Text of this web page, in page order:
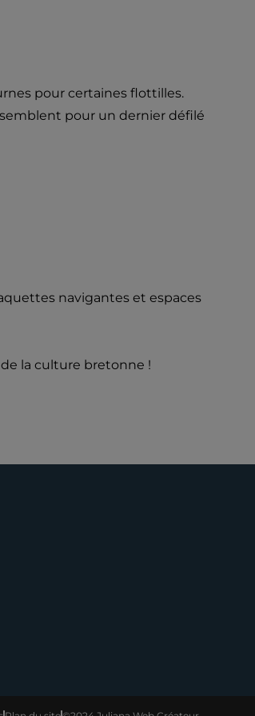
pour certaines flottilles.
pour un dernier défilé
navigantes et espaces
la culture bretonne !